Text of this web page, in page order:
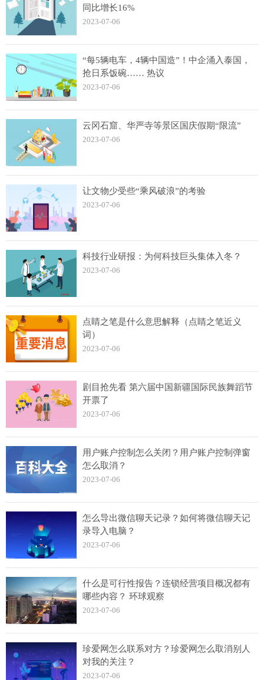
同比增长16%
2023-07-06
“每5辆电车，4辆中国造”！中企涌入泰国，
抢日系饭碗…… 热议
2023-07-06
云冈石窟、华严寺等景区国庆假期“限流”
2023-07-06
让文物少受些“乘风破浪”的考验
2023-07-06
科技行业研报：为何科技巨头集体入冬？
2023-07-06
点睛之笔是什么意思解释（点睛之笔近义
词）
2023-07-06
剧目抢先看 第六届中国新疆国际民族舞蹈节
开票了
2023-07-06
用户账户控制怎么关闭？用户账户控制弹窗
怎么取消？
2023-07-06
怎么导出微信聊天记录？如何将微信聊天记
录导入电脑？
2023-07-06
什么是可行性报告？连锁经营项目概况都有
哪些内容？ 环球观察
2023-07-06
珍爱网怎么联系对方？珍爱网怎么取消别人
对我的关注？
2023-07-06